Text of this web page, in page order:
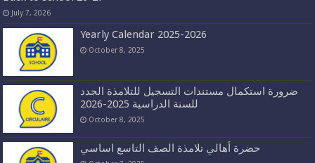
July 7, 2026
Yearly Calendar 2025-2026
October 8, 2025
ضرورة استكمال مستندات التسجيل للتلامذة الجدد
للسنة الدراسية 2025-2026
October 8, 2025
حضرة أهالي تلامذة الصف التاسع اساسي